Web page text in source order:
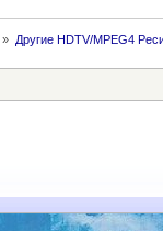
» Другие HDTV/MPEG4